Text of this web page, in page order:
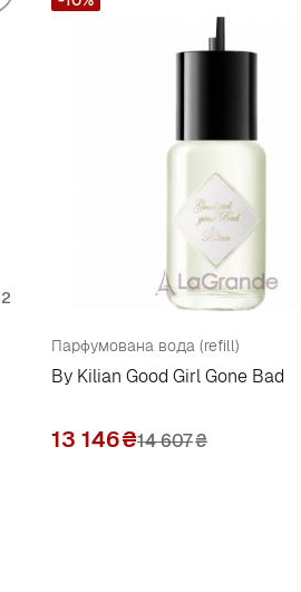
2
Парфумована вода (refill)
By Kilian Good Girl Gone Bad
13 146₴14 607₴